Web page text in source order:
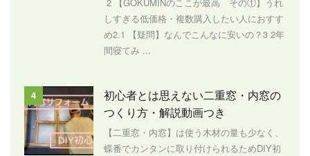
しすぎる低価格・複数購入したい人におすす
め2.1 【疑問】なんでこんなに安いの？3 2年
間寝てみ ...
4
初心者とは思えない二重窓・内窓の
つくり方・解説動画つき
【二重窓・内窓】は使う木材の量も少なく、
蝶番でカンタンに取り付けられるためDIY初